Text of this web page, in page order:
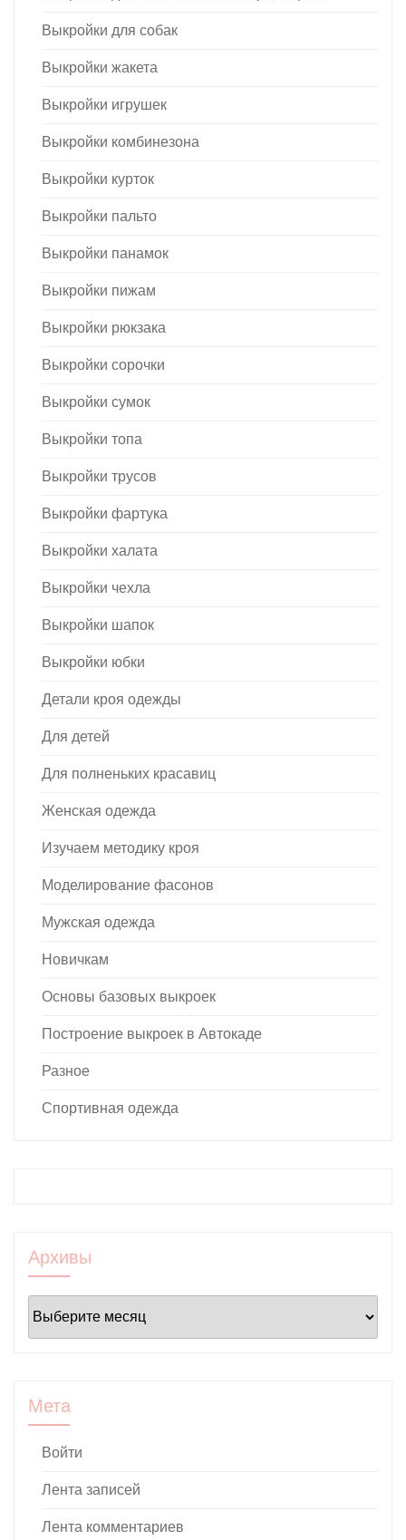
Выкройки для собак
Выкройки жакета
Выкройки игрушек
Выкройки комбинезона
Выкройки курток
Выкройки пальто
Выкройки панамок
Выкройки пижам
Выкройки рюкзака
Выкройки сорочки
Выкройки сумок
Выкройки топа
Выкройки трусов
Выкройки фартука
Выкройки халата
Выкройки чехла
Выкройки шапок
Выкройки юбки
Детали кроя одежды
Для детей
Для полненьких красавиц
Женская одежда
Изучаем методику кроя
Моделирование фасонов
Мужская одежда
Новичкам
Основы базовых выкроек
Построение выкроек в Автокаде
Разное
Спортивная одежда
Архивы
Архивы
Мета
Войти
Лента записей
Лента комментариев